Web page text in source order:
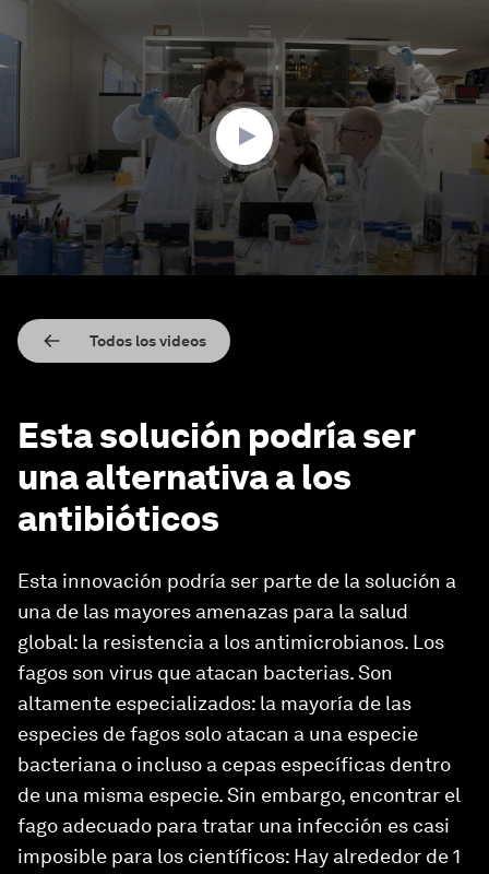
of
Todos los videos
Esta solución podría ser
una alternativa a los
antibióticos
Esta innovación podría ser parte de la solución a
una de las mayores amenazas para la salud
global: la resistencia a los antimicrobianos. Los
fagos son virus que atacan bacterias. Son
altamente especializados: la mayoría de las
especies de fagos solo atacan a una especie
bacteriana o incluso a cepas específicas dentro
de una misma especie. Sin embargo, encontrar el
fago adecuado para tratar una infección es casi
imposible para los científicos: Hay alrededor de 1